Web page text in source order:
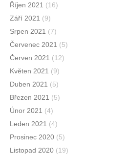
Říjen 2021 (16)
Září 2021 (9)
Srpen 2021 (7)
Červenec 2021 (5)
Červen 2021 (12)
Květen 2021 (9)
Duben 2021 (5)
Březen 2021 (5)
Únor 2021 (4)
Leden 2021 (4)
Prosinec 2020 (5)
Listopad 2020 (19)